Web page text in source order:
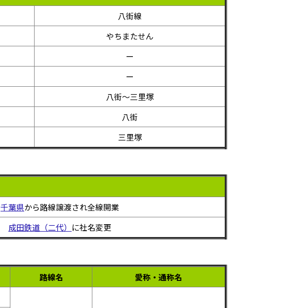
八街線
やちまたせん
ー
ー
八街～三里塚
八街
三里塚
千葉県から路線譲渡され全線開業
成田鉄道（二代） に社名変更
路線名 愛称・通称名